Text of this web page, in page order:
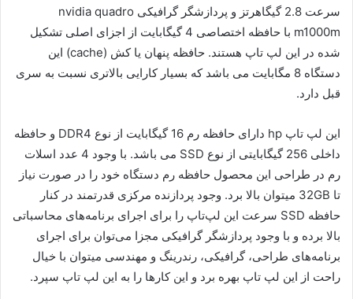
سرعت 2.8 گیگاهرتز و پردازشگر گرافیکی nvidia quadro
m1000m با حافظه اختصاصی 4 گیگابایت از اجزای اصلی تشکیل
شده در این لپ تاپ هستند. حافظه پنهان یا کش (cache) این
دستگاه 8 مگابایت می باشد که بسیار کارایی بالاتری نسبت به سری
قبل دارد.
این لپ تاپ hp دارای حافظه رم 16 گیگابایت از نوع DDR4 و حافظه
داخلی 256 گیگابایتی از نوع SSD می باشد. با وجود 4 عدد اسلات
رم در طراحی این محصول حافظه رم دستگاه خود را در صورت نیاز
تا 32GB میتوان بالا برد. وجود پردازنده مرکزی قدرتمند در کنار
حافظه SSD سرعت این لپ‌تاپ را برای اجرای برنامه‌های محاسباتی
بالا برده و با وجود پردازشگر گرافیکی مجزا می‌توان برای اجرای
برنامه‌های طراحی، گرافیکی، رندرینگ و مهندسی میتوان با خیال
راحت از این لپ تاپ بهره برد و این کارها را به این لپ تاپ سپرد.